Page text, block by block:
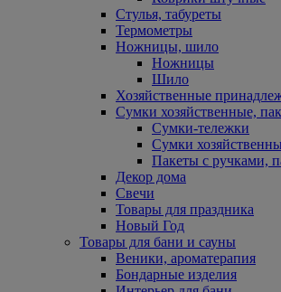
Стулья, табуреты
Термометры
Ножницы, шило
Ножницы
Шило
Хозяйственные
Сумки хозяйственные,
Сумки-тележки
Сумки
Пакеты с ручками,
Декор дома
Свечи
Товары для праздника
Новый Год
Товары для бани и сауны
Веники, ароматерапия
Бондарные изделия